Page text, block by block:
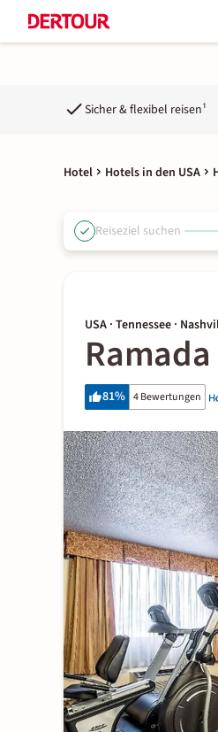
Sicher & flexibel reisen¹
Hotel Hotels in den USA
Reiseziel suchen
USA · Tennessee ·
81% 4 Bewertungen